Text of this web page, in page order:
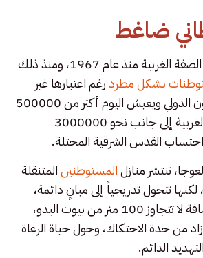
ضاغط
تسيطر إسرائيل على الضفة الغربية منذ عام 1967، ومنذ ذلك
بشكل مطردرغم اعتبارها غير
شرعية بموجب القانون الدولي ويعيش اليوم أكثر من 500000
مستوطن في الضفة الغربية إلى جانب نحو 3000000
القدس الشرقية المحتلة.
تنتشر منازلالمستوطنينالمتنقلة
تتحول تدريجياً إلى مبانٍ دائمة،
بعضها شيد على مسافة لا تتجاوز 100 متر من بيوت البدو،
من حدة الاحتكاك، وحول حياة الرعاة
الدائم.